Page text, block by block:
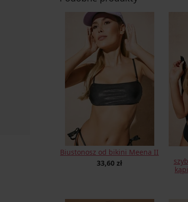
Biustonosz od bikini Meena II
33,60 zł